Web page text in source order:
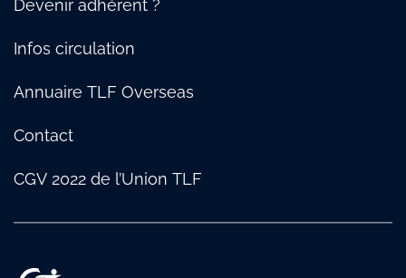
Devenir adhérent ?
Infos circulation
Annuaire TLF Overseas
Contact
CGV 2022 de l’Union TLF